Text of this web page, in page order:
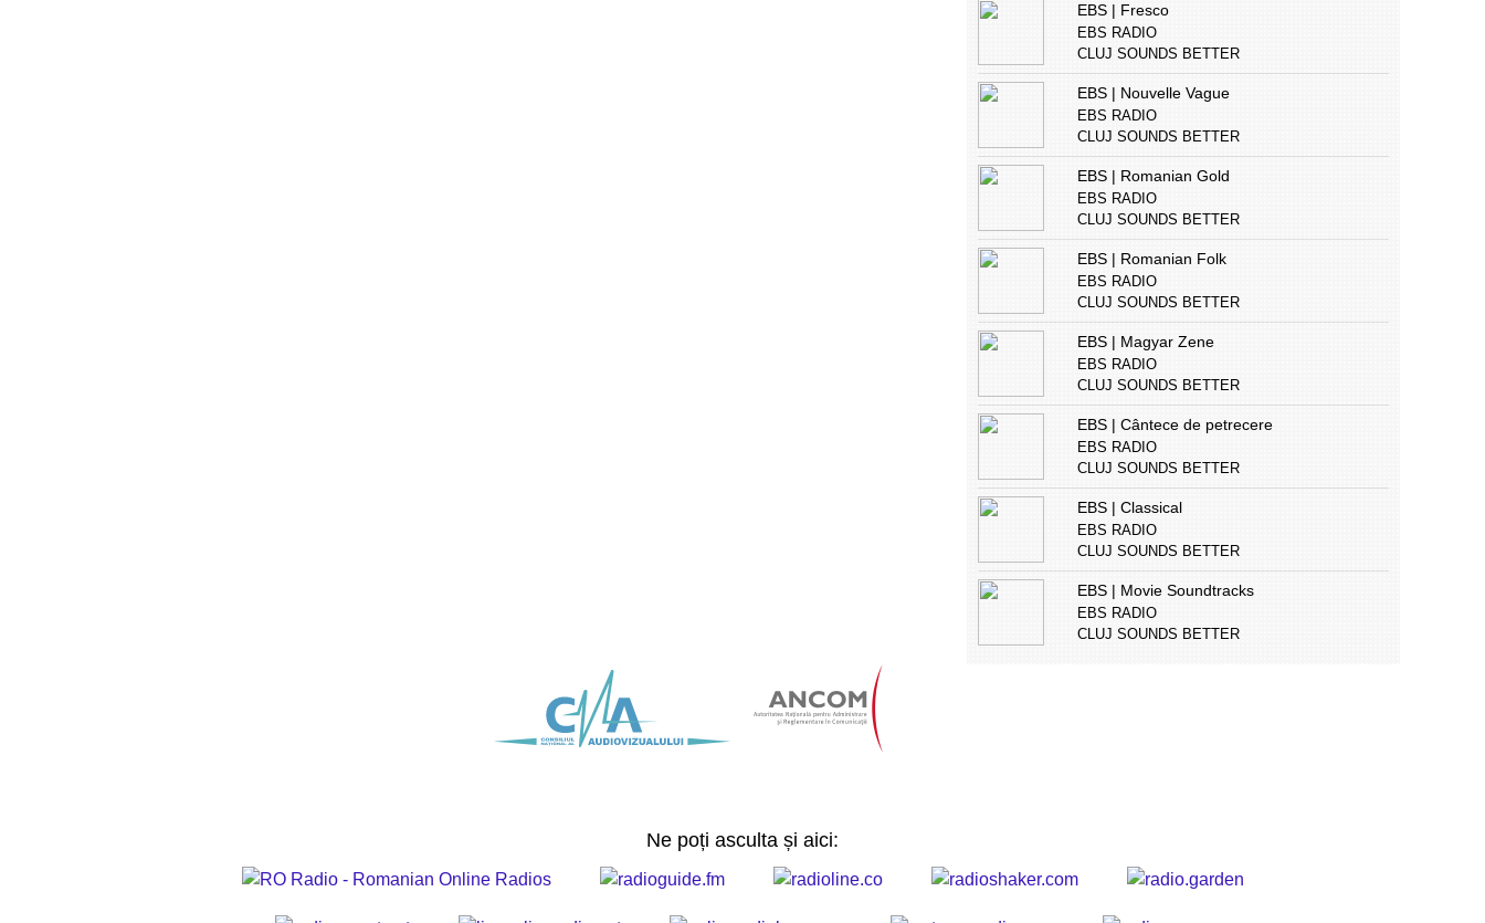
EBS | Fresco
EBS RADIO
CLUJ SOUNDS BETTER
EBS | Nouvelle Vague
EBS RADIO
CLUJ SOUNDS BETTER
EBS | Romanian Gold
EBS RADIO
CLUJ SOUNDS BETTER
EBS | Romanian Folk
EBS RADIO
CLUJ SOUNDS BETTER
EBS | Magyar Zene
EBS RADIO
CLUJ SOUNDS BETTER
EBS | Cântece de petrecere
EBS RADIO
CLUJ SOUNDS BETTER
EBS | Classical
EBS RADIO
CLUJ SOUNDS BETTER
EBS | Movie Soundtracks
EBS RADIO
CLUJ SOUNDS BETTER
Ne poți asculta și aici: